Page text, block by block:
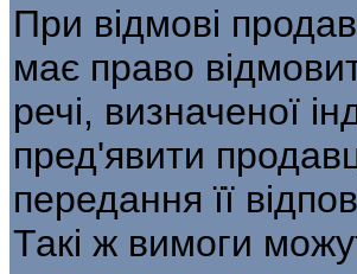
При відмові
має право
речі, визначеної
пред'явити
передання її
Такі ж вимоги